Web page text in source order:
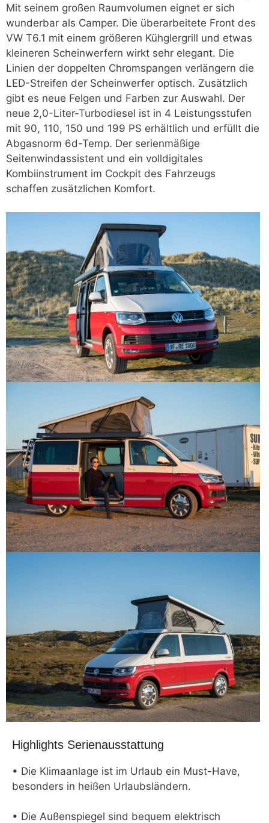
Mit seinem großen Raumvolumen eignet er sich
wunderbar als Camper. Die überarbeitete Front des
VW T6.1 mit einem größeren Kühglergrill und etwas
kleineren Scheinwerfern wirkt sehr elegant. Die
Linien der doppelten Chromspangen verlängern die
LED-Streifen der Scheinwerfer optisch. Zusätzlich
gibt es neue Felgen und Farben zur Auswahl. Der
neue 2,0-Liter-Turbodiesel ist in 4 Leistungsstufen
mit 90, 110, 150 und 199 PS erhältlich und erfüllt die
Abgasnorm 6d-Temp. Der serienmäßige
Seitenwindassistent und ein volldigitales
Kombiinstrument im Cockpit des Fahrzeugs
schaffen zusätzlichen Komfort.
Highlights Serienausstattung
• Die Klimaanlage ist im Urlaub ein Must-Have,
besonders in heißen Urlaubsländern.
• Die Außenspiegel sind bequem elektrisch